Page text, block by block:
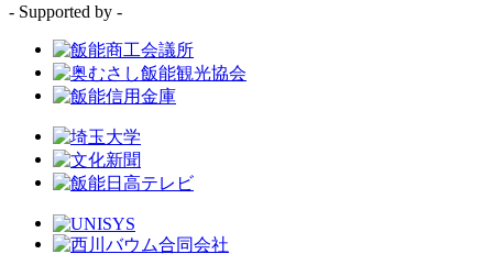
- Supported by -